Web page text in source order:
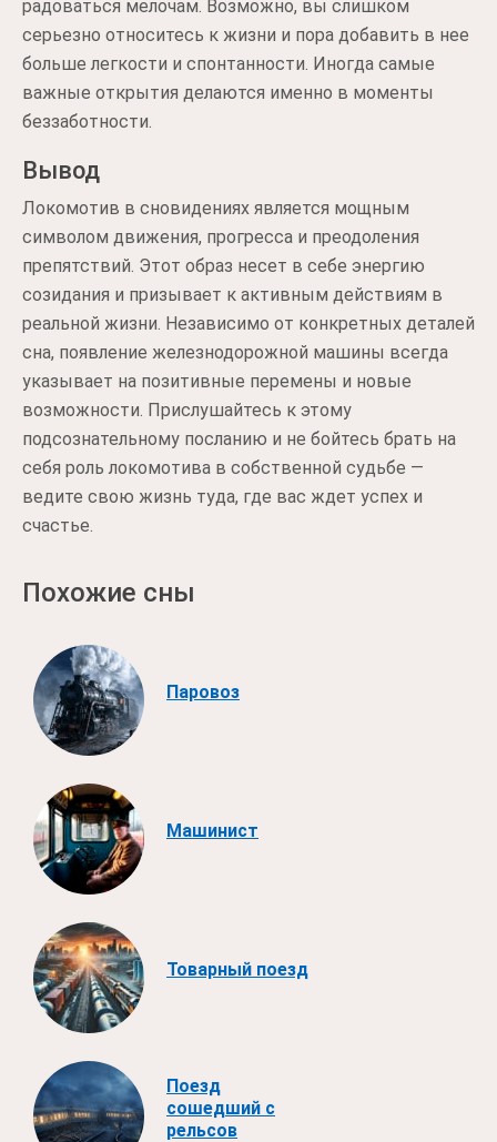
радоваться мелочам. Возможно, вы слишком
серьезно относитесь к жизни и пора добавить в нее
больше легкости и спонтанности. Иногда самые
важные открытия делаются именно в моменты
беззаботности.
Вывод
Локомотив в сновидениях является мощным
символом движения, прогресса и преодоления
препятствий. Этот образ несет в себе энергию
созидания и призывает к активным действиям в
реальной жизни. Независимо от конкретных деталей
сна, появление железнодорожной машины всегда
указывает на позитивные перемены и новые
возможности. Прислушайтесь к этому
подсознательному посланию и не бойтесь брать на
себя роль локомотива в собственной судьбе —
ведите свою жизнь туда, где вас ждет успех и
счастье.
Похожие сны
Паровоз
Машинист
Товарный поезд
Поезд
сошедший с
рельсов